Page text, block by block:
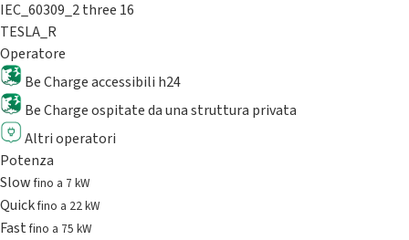
IEC_60309_2 three 16
TESLA_R
Operatore
Be Charge accessibili h24
Be Charge ospitate da una struttura privata
Altri operatori
Potenza
Slowfino a 7 kW
Quickfino a 22 kW
Fastfino a 75 kW